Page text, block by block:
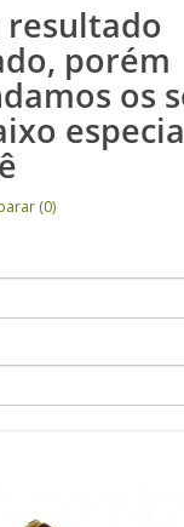
porém
os
(0)